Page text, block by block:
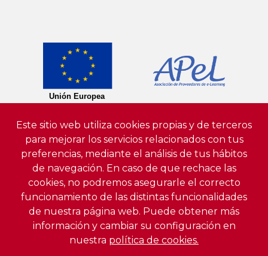
Este sitio web utiliza cookies propias y de terceros
para mejorar los servicios relacionados con tus
preferencias, mediante el análisis de tus hábitos
de navegación. En caso de que rechace las
cookies, no podremos asegurarle el correcto
funcionamiento de las distintas funcionalidades
de nuestra página web. Puede obtener más
información y cambiar su configuración en
nuestra política de cookies.